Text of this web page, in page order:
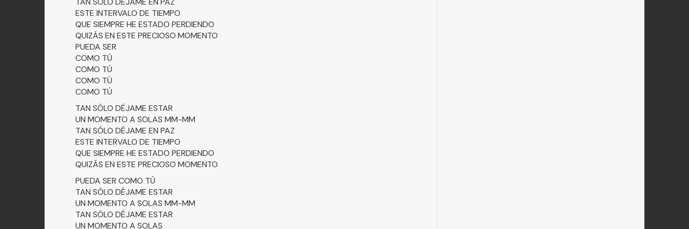
ESTE INTERVALO DE TIEMPO
QUE SIEMPRE HE ESTADO PERDIENDO
QUIZÁS EN ESTE PRECIOSO MOMENTO
PUEDA SER
COMO TÚ
COMO TÚ
COMO TÚ
COMO TÚ
TAN SÓLO DÉJAME ESTAR
UN MOMENTO A SOLAS MM-MM
TAN SÓLO DÉJAME EN PAZ
ESTE INTERVALO DE TIEMPO
QUE SIEMPRE HE ESTADO PERDIENDO
QUIZÁS EN ESTE PRECIOSO MOMENTO
PUEDA SER COMO TÚ
TAN SÓLO DÉJAME ESTAR
UN MOMENTO A SOLAS MM-MM
TAN SÓLO DÉJAME ESTAR
UN MOMENTO A SOLAS